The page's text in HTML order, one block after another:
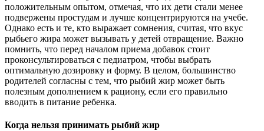
положительным опытом, отмечая, что их дети стали менее
подвержены простудам и лучше концентрируются на учебе.
Однако есть и те, кто выражает сомнения, считая, что вкус
рыбьего жира может вызывать у детей отвращение. Важно
помнить, что перед началом приема добавок стоит
проконсультироваться с педиатром, чтобы выбрать
оптимальную дозировку и форму. В целом, большинство
родителей согласны с тем, что рыбий жир может быть
полезным дополнением к рациону, если его правильно
вводить в питание ребенка.
Когда нельзя принимать рыбий жир